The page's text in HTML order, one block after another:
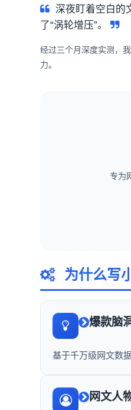
深夜盯着空白的
了“涡轮增压”。
经过三个月深度实测，
力。
专为
为什么写
爆款脑
基于千万级网文数
网文人